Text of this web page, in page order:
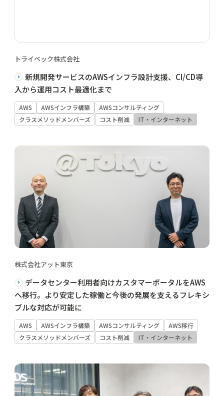
トライベック株式会社
新規開発サービスのAWSインフラ設計支援、CI/CD導
入から運用コスト最適化まで
AWS AWSインフラ構築
AWSコンサルティング
クラスメソッドメンバーズ
コスト削減 IT・インターネット
株式会社アット東京
データセンター利用者向けカスタマーポータルをAWS
へ移行。より安定した稼働と今後の発展を支えるフレキシ
ブルな対応が可能に
AWS AWSインフラ構築 AWSコンサルティング
AWS移行
クラスメソッドメンバーズ
コスト削減 IT・インターネット